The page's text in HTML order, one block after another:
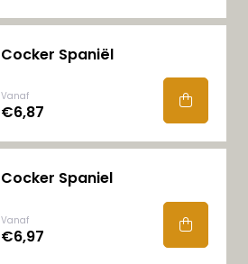
Cocker Spaniël
Vanaf
€6,87
Cocker Spaniel
Vanaf
€6,97